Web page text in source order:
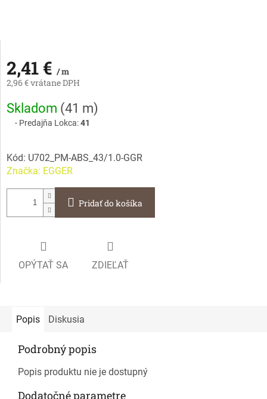
2,41 € / m
2,96 € vrátane DPH
Jednotková
cena:
Skladom (41 m)
Predajňa Lokca:41
Kód: U702_PM-ABS_43/1.0-GGR
Značka: EGGER
Pridať do košíka
OPÝTAŤ SA ZDIEĽAŤ
Popis Diskusia
Podrobný popis
Popis produktu nie je dostupný
Dodatočné parametre